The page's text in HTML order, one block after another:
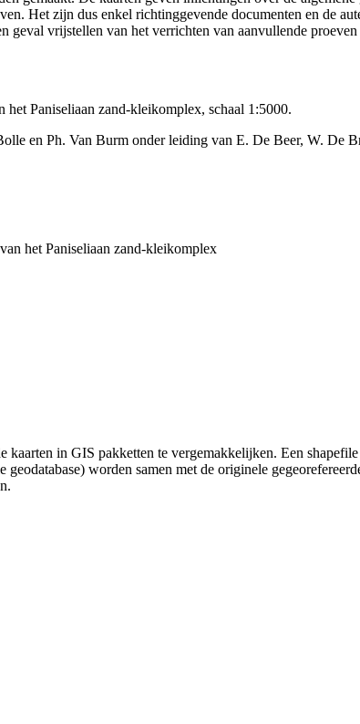
Het zijn dus enkel richtinggevende documenten en de
geval vrijstellen van het verrichten van aanvullende
Paniseliaan zand-kleikomplex, schaal 1:5000.
en Ph. Van Burm onder leiding van E. De Beer, W. De
het Paniseliaan zand-kleikomplex
in GIS pakketten te vergemakkelijken. Een
worden samen met de originele